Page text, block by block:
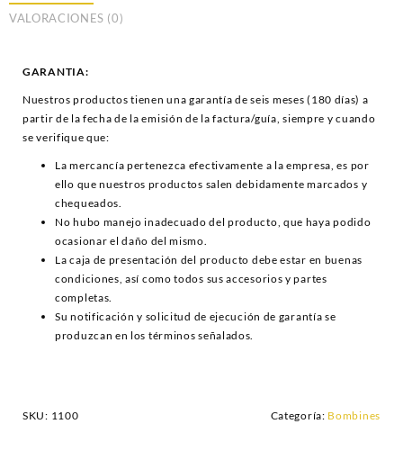
VALORACIONES (0)
GARANTIA:
Nuestros productos tienen una garantía de seis meses (180 días) a
partir de la fecha de la emisión de la factura/guía, siempre y cuando
se verifique que:
La mercancía pertenezca efectivamente a la empresa, es por
ello que nuestros productos salen debidamente marcados y
chequeados.
No hubo manejo inadecuado del producto, que haya podido
ocasionar el daño del mismo.
La caja de presentación del producto debe estar en buenas
condiciones, así como todos sus accesorios y partes
completas.
Su notificación y solicitud de ejecución de garantía se
produzcan en los términos señalados.
SKU: 1100 Categoría: Bombines